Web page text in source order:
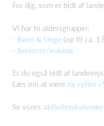
For dig, som er bidt af
Vi har to aldersgrupper:
- Børn & Unge (op til ca.
- Seniorer/voksne
Er du også bidt af
Læs om at være ny rytter i
Se vores